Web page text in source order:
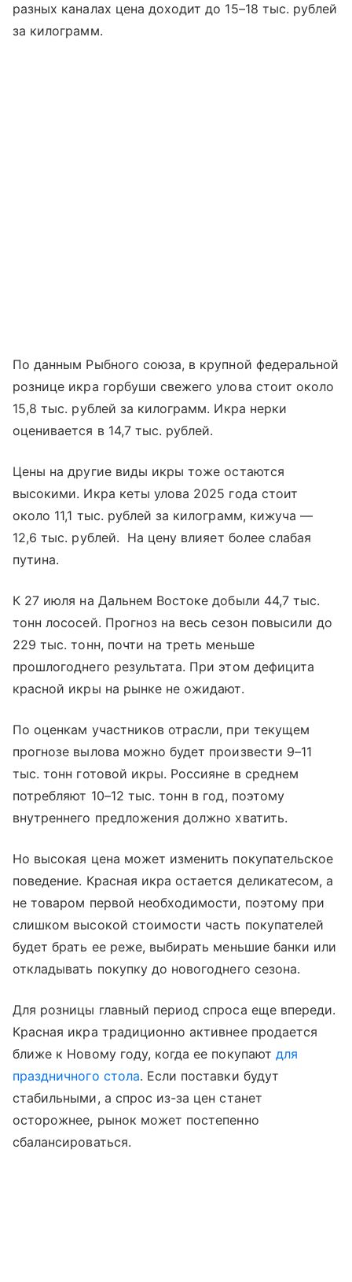
разных каналах цена доходит до 15–18 тыс. рублей
за килограмм.
По данным Рыбного союза, в крупной федеральной
рознице икра горбуши свежего улова стоит около
15,8 тыс. рублей за килограмм. Икра нерки
оценивается в 14,7 тыс. рублей.
Цены на другие виды икры тоже остаются
высокими. Икра кеты улова 2025 года стоит
около 11,1 тыс. рублей за килограмм, кижуча —
12,6 тыс. рублей. На цену влияет более слабая
путина.
К 27 июля на Дальнем Востоке добыли 44,7 тыс.
тонн лососей. Прогноз на весь сезон повысили до
229 тыс. тонн, почти на треть меньше
прошлогоднего результата. При этом дефицита
красной икры на рынке не ожидают.
По оценкам участников отрасли, при текущем
прогнозе вылова можно будет произвести 9–11
тыс. тонн готовой икры. Россияне в среднем
потребляют 10–12 тыс. тонн в год, поэтому
внутреннего предложения должно хватить.
Но высокая цена может изменить покупательское
поведение. Красная икра остается деликатесом, а
не товаром первой необходимости, поэтому при
слишком высокой стоимости часть покупателей
будет брать ее реже, выбирать меньшие банки или
откладывать покупку до новогоднего сезона.
Для розницы главный период спроса еще впереди.
Красная икра традиционно активнее продается
ближе к Новому году, когда ее покупают для
праздничного стола. Если поставки будут
стабильными, а спрос из-за цен станет
осторожнее, рынок может постепенно
сбалансироваться.